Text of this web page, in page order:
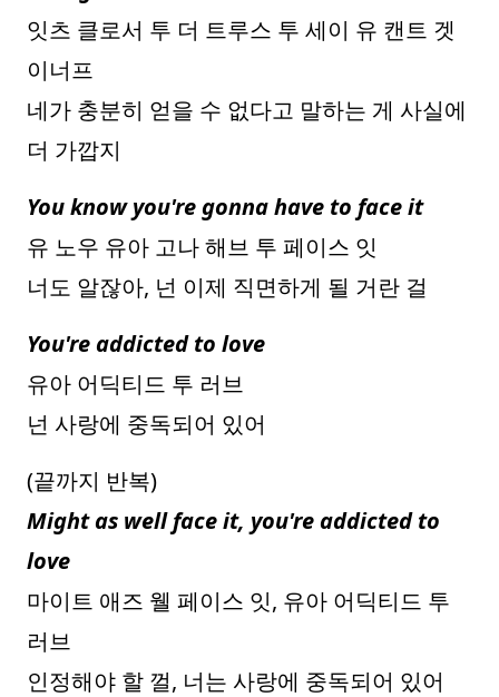
잇츠 클로서 투 더 트루스 투 세이 유 캔트 겟
이너프
네가 충분히 얻을 수 없다고 말하는 게 사실에
더 가깝지
You know you're gonna have to face it
유 노우 유아 고나 해브 투 페이스 잇
너도 알잖아, 넌 이제 직면하게 될 거란 걸
You're addicted to love
유아 어딕티드 투 러브
넌 사랑에 중독되어 있어
(끝까지 반복)
Might as well face it, you're addicted to
love
마이트 애즈 웰 페이스 잇, 유아 어딕티드 투
러브
인정해야 할 껄, 너는 사랑에 중독되어 있어